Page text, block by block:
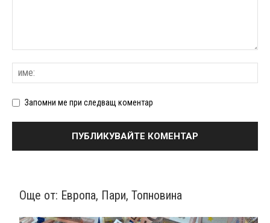
Запомни ме при следващ коментар
Още от: Европа, Пари, Топновина